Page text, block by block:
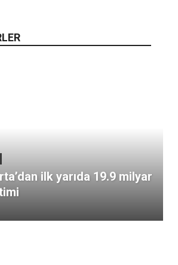
ilk yarıda 19.9 milyar